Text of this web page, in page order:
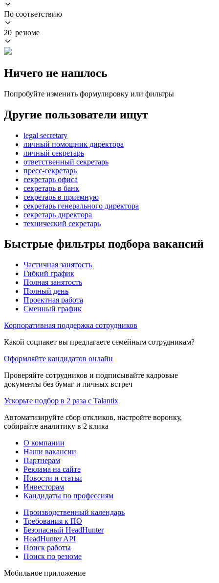
По соответствию
20 резюме
Ничего не нашлось
Попробуйте изменить формулировку или фильтры
Другие пользователи ищут
legal secretary
личный помощник директора
личный секретарь
ответственный секретарь
пресс-секретарь
секретарь офиса
секретарь в банк
секретарь в приемную
секретарь генерального директора
секретарь директора
технический секретарь
Быстрые фильтры подбора вакансий
Частичная занятость
Гибкий график
Полная занятость
Полный день
Проектная работа
Сменный график
Корпоративная поддержка сотрудников
Какой соцпакет вы предлагаете семейным сотрудникам?
Оформляйте кандидатов онлайн
Проверяйте сотрудников и подписывайте кадровые
документы без бумаг и личных встреч
Ускорьте подбор в 2 раза с Talantix
Автоматизируйте сбор откликов, настройте воронку,
собирайте аналитику в 2 клика
О компании
Наши вакансии
Партнерам
Реклама на сайте
Новости и статьи
Инвесторам
Кандидаты по профессиям
Производственный календарь
Требования к ПО
Безопасный HeadHunter
HeadHunter API
Поиск работы
Поиск по резюме
Мобильное приложение